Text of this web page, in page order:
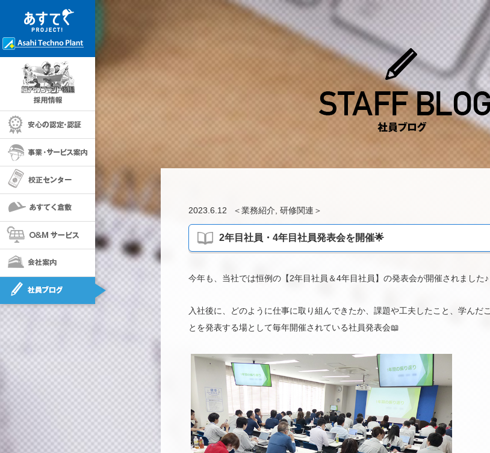
採用情報
事業・サービス案内
校正センター
あすてく倉敷
O＆Mサービス
会社案内
社員ブログ
2023.6.12 ＜業務紹介 研修関連 ＞
2年目社員・4年目社員発表会を開催🌟
今年も、当社では恒例の【2年目社員＆4年目社員】の発表会が開催されました♪
入社後に、どのように仕事に取り組んできたか、課題や工夫したこと、学んだこ
とを発表する場として毎年開催されている社員発表会📖